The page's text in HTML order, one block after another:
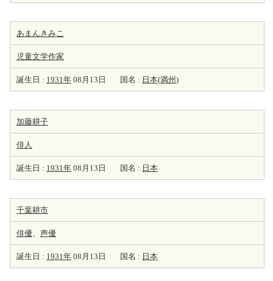
あまんきみこ
児童文学作家
誕生日 : 1931年 08月13日 国名 : 日本(満州)
加藤耕子
俳人
誕生日 : 1931年 08月13日 国名 : 日本
千葉耕市
俳優、 声優
誕生日 : 1931年 08月13日 国名 : 日本